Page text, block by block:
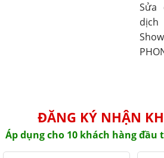
Sửa
dịch
ĐĂNG KÝ NHẬN
Áp dụng cho 10 khách hàng